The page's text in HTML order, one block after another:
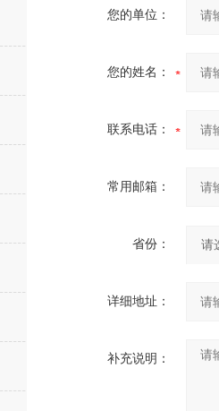
您的单位：
您的姓名：
联系电话：
常用邮箱：
省份：
详细地址：
补充说明：